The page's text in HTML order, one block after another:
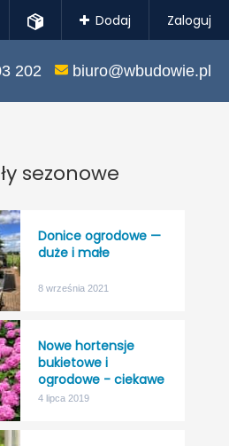
Dodaj Zaloguj
202 biuro@wbudowie.pl
sezonowe
Donice ogrodowe —
duże i małe
8 września 2021
Nowe hortensje
bukietowe i
ogrodowe - ciekawe
kolory, większa
4 lipca 2019